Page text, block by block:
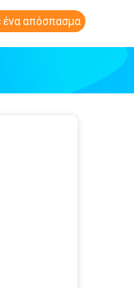
ένα απόσπασμα